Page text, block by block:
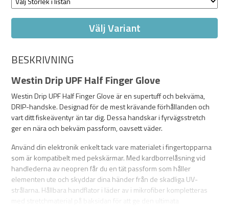
Välj Variant
BESKRIVNING
Westin Drip UPF Half Finger Glove
Westin Drip UPF Half Finger Glove är en supertuff och bekväma,
DRIP-handske. Designad för de mest krävande förhållanden och
vart ditt fiskeäventyr än tar dig. Dessa handskar i fyrvägsstretch
ger en nära och bekväm passform, oavsett väder.
Använd din elektronik enkelt tack vare materialet i fingertopparna
som är kompatibelt med pekskärmar. Med kardborrelåsning vid
handlederna av neopren får du en tät passform som håller
elementen ute och skyddar dina händer från de skadliga UV-
strålarna. Hållbara handflator i läder av i mikrofiber kompletteras